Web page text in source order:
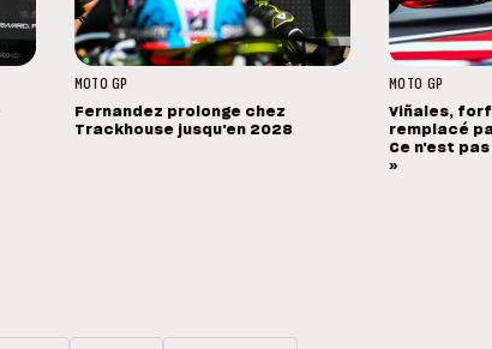
MOTO GP
Fernandez prolonge chez
Trackhouse jusqu'en 2028
MOTO GP
Viñales,
remplacé
Ce n'est
»